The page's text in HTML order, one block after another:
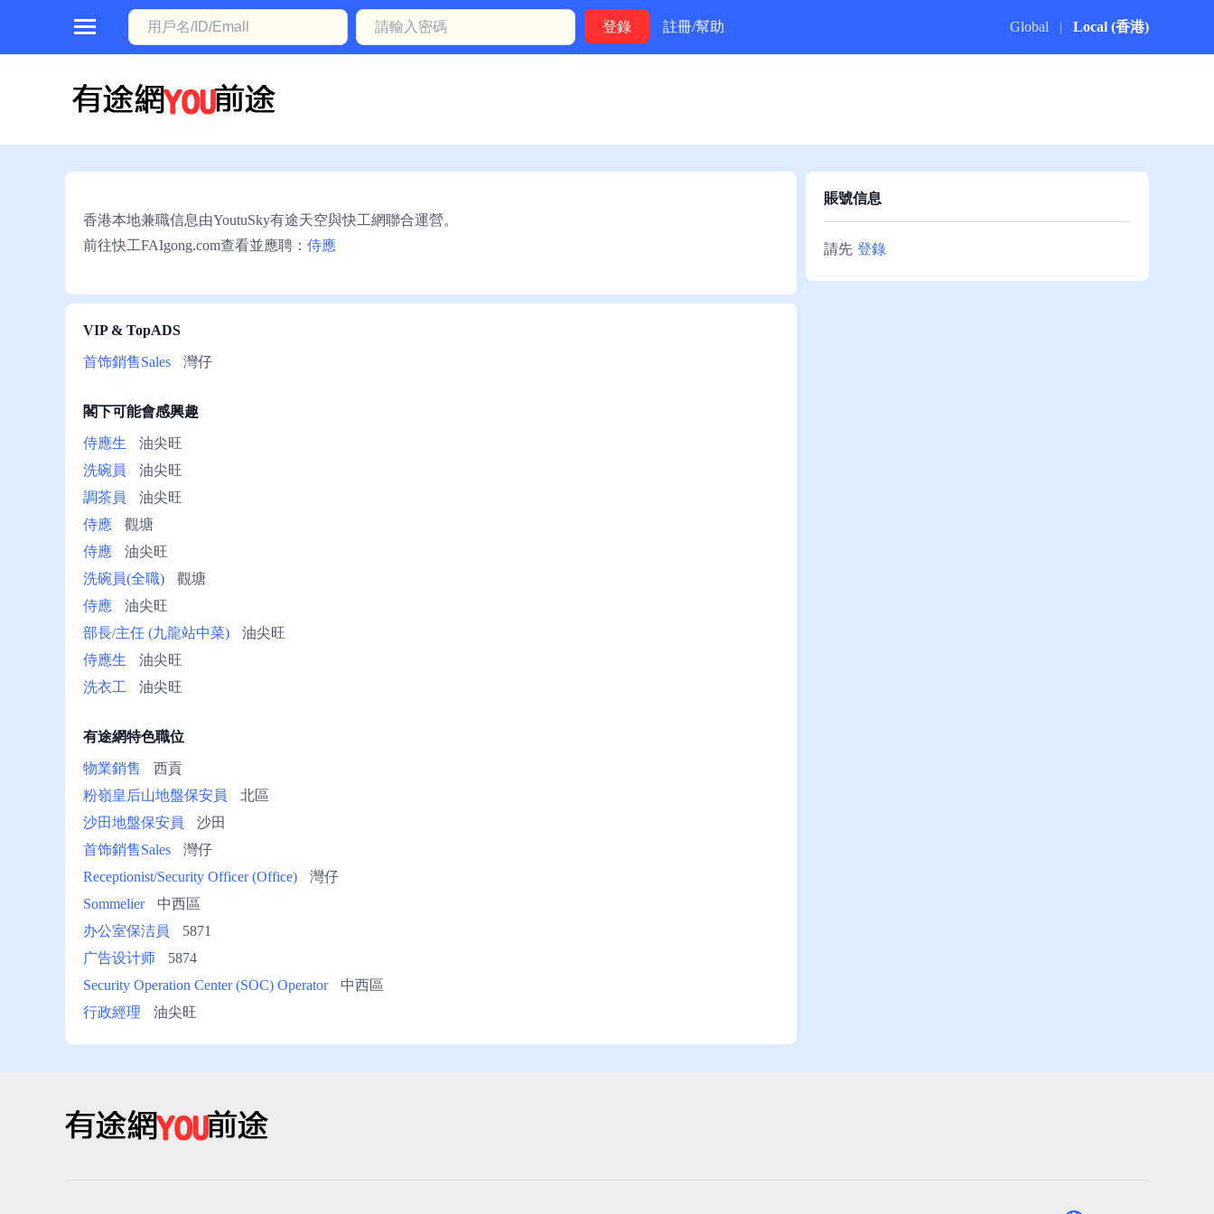
註冊/幫助 Global | Local (香港)
本
香港本地兼職信息由YoutuSky有途天空與快工網聯合運營。
前往快工FAIgong.com查看並應聘： 侍應
VIP & TopADS
首饰銷售Sales 灣仔
閣下可能會感興趣
侍應生
油尖旺
洗碗員
油尖旺
調茶員
油尖旺
侍應
觀塘
侍應
油尖旺
洗碗員(全職)
觀塘
侍應
油尖旺
部長/主任 (九龍站中菜)
油尖旺
侍應生
油尖旺
洗衣工
油尖旺
有途網特色職位
物業銷售
西貢
粉嶺皇后山地盤保安員
北區
沙田地盤保安員
沙田
首饰銷售Sales
灣仔
Receptionist/Security Officer (Office)
灣仔
Sommelier
中西區
办公室保洁員
5871
广告设计师
5874
Security Operation Center (SOC) Operator
中西區
行政經理
油尖旺
賬號信息
請先 登錄